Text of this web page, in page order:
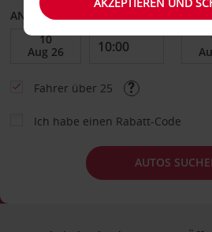
ANFANGSDATUM
Fahrer über 25
Ich habe einen Rabatt-Code
AUTOS